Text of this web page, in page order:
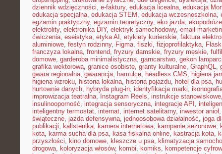
dziennik wdzięczności, e-faktury, edukacja licealna, edukacja
edukacja specjalna, edukacja STEM , edukacja wczesnoszkolna,
egzamin praktyczny, egzamin teoretyczny, eko jazda, ekopodróże
elektrolity, elektronika DIY, elektryk samochodowy, email
ćwiczenia, eseistyka, etyka AI , etykiety kurierskie, faktura
aluminiowe, festyn rodzinny, Figma, fiszki, fizjoprofilaktyka, Flask
franczyza lokalna, frontend, fryzury damskie, fryzury męskie,
domowe, garderoba minimalistyczna, garncarstwo, gekon
grafika wektorowa, granice osobiste, granty kulturalne, GraphQL,
gwara regionalna, gwarancja, hamulce, headless CMS, higiena
higiena wzroku, historia lokalna, historia pojazdu, hotel dla psa,
hurtownie danych, hybryda plug-in, identyfikacja marki,
improwizacja teatralna, Instagram Reels, instrukcje stanowiskowe
insulinooporność, integracja sensoryczna, integracje API ,
inteligentny termostat, internat, internet satelitarny, inwestor anioł
świąteczne, jazda defensywna, jednoosobowa działalność, joga
publikacji, kalistenika, kamera internetowa, kampanie sezonowe,
kota, karma sucha dla psa, kasa fiskalna online, kastracja kota,
przyszłości, kino domowe, kleszcze u psa, klimatyzacja
drogowa, koloryzacja włosów, kombi, komiks, kompetencje